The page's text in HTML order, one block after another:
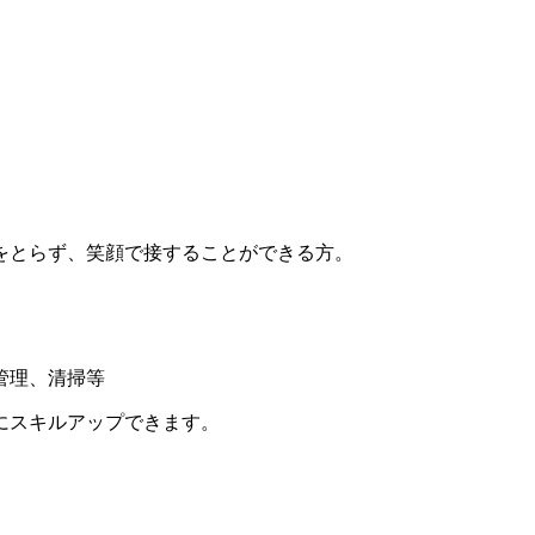
らず、笑顔で接することができる方。
理、清掃等
キルアップできます。